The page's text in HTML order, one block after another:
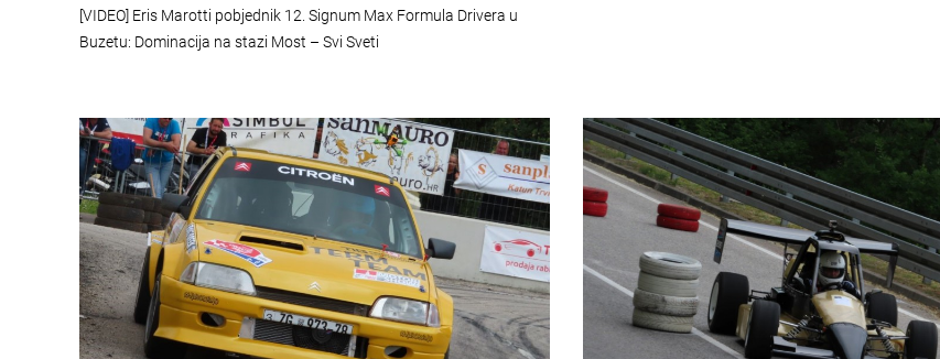
[VIDEO] Eris Marotti pobjednik 12. Signum Max Formula Drivera u
Buzetu: Dominacija na stazi Most – Svi Sveti